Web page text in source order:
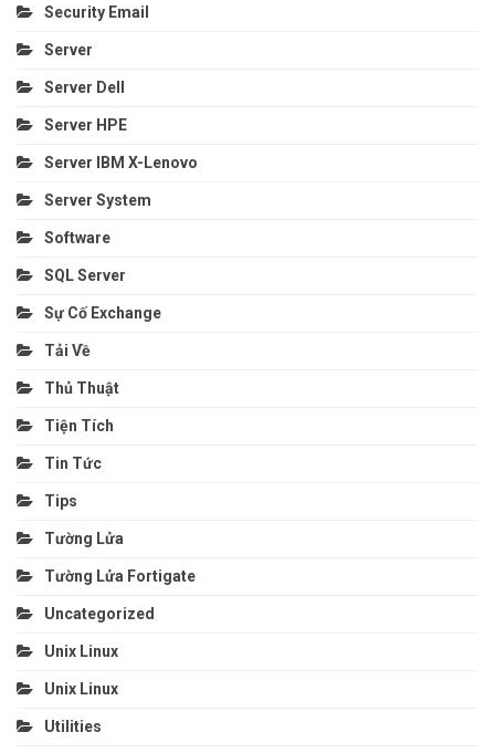
Security Email
Server
Server Dell
Server HPE
Server IBM X-Lenovo
Server System
Software
SQL Server
Sự Cố Exchange
Tải Về
Thủ Thuật
Tiện Tích
Tin Tức
Tips
Tường Lửa
Tường Lửa Fortigate
Uncategorized
Unix Linux
Unix Linux
Utilities